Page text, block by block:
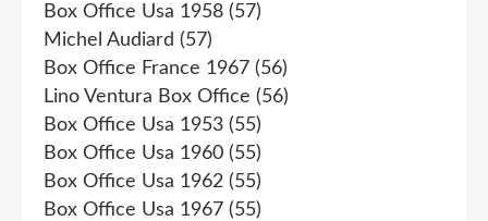
Box Office Usa 1958 (57)
Michel Audiard (57)
Box Office France 1967 (56)
Lino Ventura Box Office (56)
Box Office Usa 1953 (55)
Box Office Usa 1960 (55)
Box Office Usa 1962 (55)
Box Office Usa 1967 (55)